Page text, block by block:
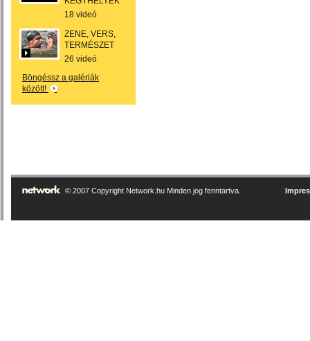
18 videó
ZENE, VERS,
TERMÉSZET
26 videó
Böngéssz a galériák
között!
© 2007 Copyright Network.hu Minden jog fenntartva.